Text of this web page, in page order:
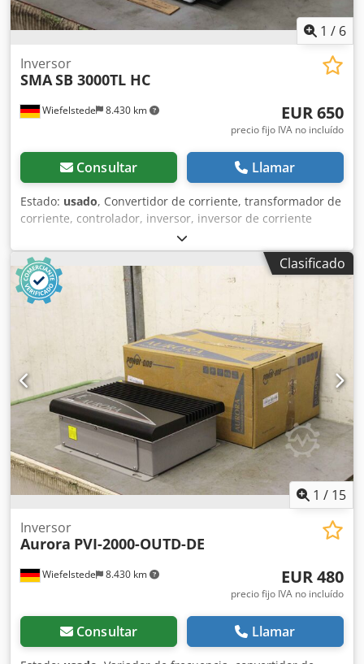
1 / 6
Wiefelstede 8.430 km
Inversor
SMASB 3000TL HC
EUR 650
precio fijo IVA no incluído
Consultar Llamar
Estado: usado, Convertidor de corriente, transformador de
corriente, controlador, inversor, inversor de corriente
alterna, inversor de corriente solar -Fabricante: SMA,
inversor fotovoltaico Sunny Boy -Tipo: SB 3300TL HC -
Potencia nominal de salida (PAC): 3000 W -Dimensiones:
470/205/A495 mm -Peso: 26,7 kg Dsdpfx Ajinwuuodrjwa
Clasificado
1 / 15
Wiefelstede 8.430 km
Inversor
Aurora PVI-2000-OUTD-DE
EUR 480
precio fijo IVA no incluído
Consultar Llamar